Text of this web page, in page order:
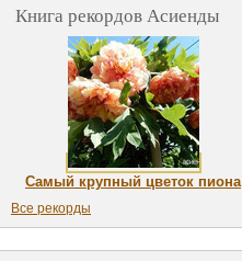
Книга рекордов Асиенды
Самый крупный цветок пиона
Все рекорды